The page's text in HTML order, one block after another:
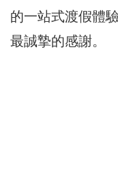
的一站式渡假體
最誠摯的感謝。